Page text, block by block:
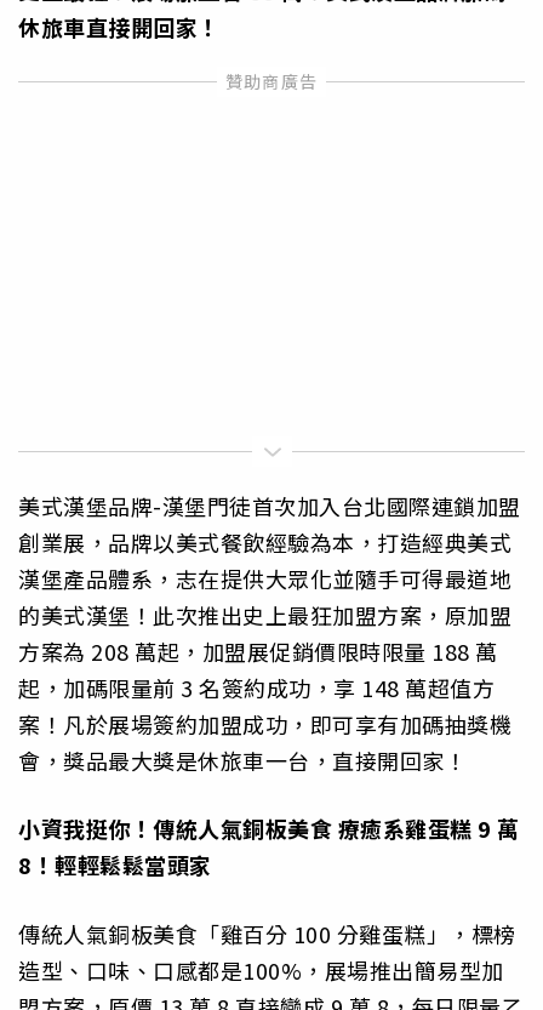
休旅車直接開回家！
美式漢堡品牌-漢堡門徒首次加入台北國際連鎖加盟
創業展，品牌以美式餐飲經驗為本，打造經典美式
漢堡產品體系，志在提供大眾化並隨手可得最道地
的美式漢堡！此次推出史上最狂加盟方案，原加盟
方案為 208 萬起，加盟展促銷價限時限量 188 萬
起，加碼限量前 3 名簽約成功，享 148 萬超值方
案！凡於展場簽約加盟成功，即可享有加碼抽獎機
會，獎品最大獎是休旅車一台，直接開回家！
小資我挺你！傳統人氣銅板美食 療癒系雞蛋糕 9 萬
8！輕輕鬆鬆當頭家
傳統人氣銅板美食「雞百分 100 分雞蛋糕」，標榜
造型、口味、口感都是100%，展場推出簡易型加